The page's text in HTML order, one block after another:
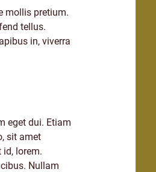
mollis pretium.
tellus.
in, viverra
eget dui. Etiam
sit amet
lorem.
Nullam